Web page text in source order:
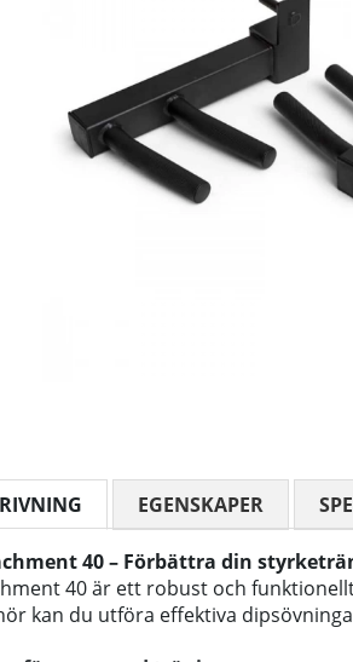
40 – Förbättra din
40 är ett robust och
kan du utföra effektiva
EGENSKAPER